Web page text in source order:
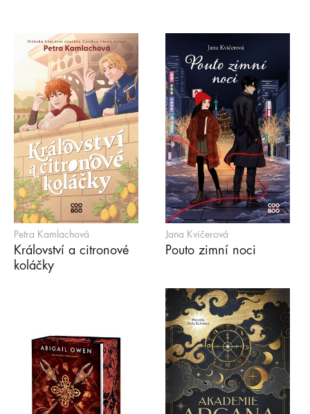
Petra Kamlachová
Království a citronové
koláčky
Jana Kvičerová
Pouto zimní noci